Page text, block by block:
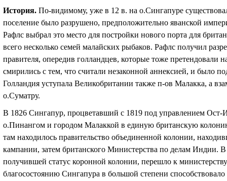
История. По-видимому, уже в 12 в. на о.Сингапуре
поселение было разрушено, предположительно яванской
Рафлс выбрал это место для постройки нового порта для
всего несколько семей малайских рыбаков. Рафлс получил
правителя, опередив голландцев, которые тоже претендовали
смирились с тем, что считали незаконной аннексией, и было
Голландия уступала Великобритании также п-ов Малакка, а
о.Суматру.
В 1826 Сингапур, процветавший с 1819 под управлением
о.Пинангом и городом Малаккой в единую британскую
там находилось правительство объединенной колонии,
кампании, затем британского Министерства по делам Индии.
получившей статус коронной колонии, перешло к
благосостоянию Сингапура в большой степени